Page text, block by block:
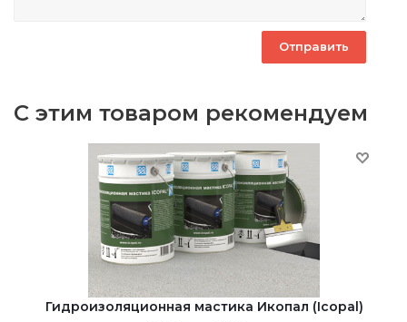
С этим товаром рекомендуем
Гидроизоляционная мастика Икопал (Icopal)